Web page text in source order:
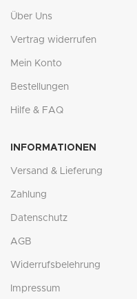
Über Uns
Vertrag widerrufen
Mein Konto
Bestellungen
Hilfe & FAQ
INFORMATIONEN
Versand & Lieferung
Zahlung
Datenschutz
AGB
Widerrufsbelehrung
Impressum